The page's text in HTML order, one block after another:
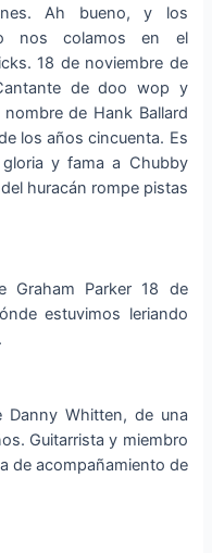
Ah bueno, y los
nos colamos en el
18 de noviembre de
de doo wop y
de Hank Ballard
los años cincuenta. Es
y fama a Chubby
huracán rompe pistas
Graham Parker 18 de
estuvimos leriando
Danny Whitten, de una
Guitarrista y miembro
de acompañamiento de